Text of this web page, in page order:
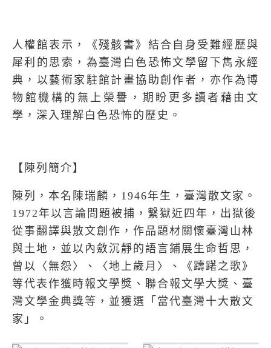
人權館表示，《殘骸書》結合自身受難經歷與
犀利的思索，為臺灣白色恐怖文學留下雋永經
典，以藝術家駐館計畫協助創作者，亦作為博
物館機構的無上榮譽，期盼更多讀者藉由文
學，深入理解白色恐怖的歷史。
【陳列簡介】
陳列，本名陳瑞麟，1946年生，臺灣散文家。
1972年以言論問題被捕，繫獄近四年，出獄後
從事翻譯與散文創作，作品題材關懷臺灣山林
與土地，並以內斂沉靜的語言鋪展生命哲思，
曾以〈無怨〉、〈地上歲月〉、《躊躇之歌》
等代表作獲時報文學獎、聯合報文學大獎、臺
灣文學金典獎等，並獲選「當代臺灣十大散文
家」。